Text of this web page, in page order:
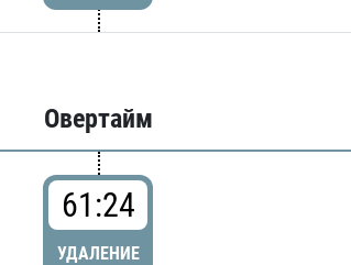
Овертайм
61:24
УДАЛЕНИЕ